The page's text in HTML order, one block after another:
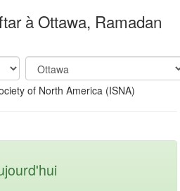
à Ottawa, Ramadan
of North America (ISNA)